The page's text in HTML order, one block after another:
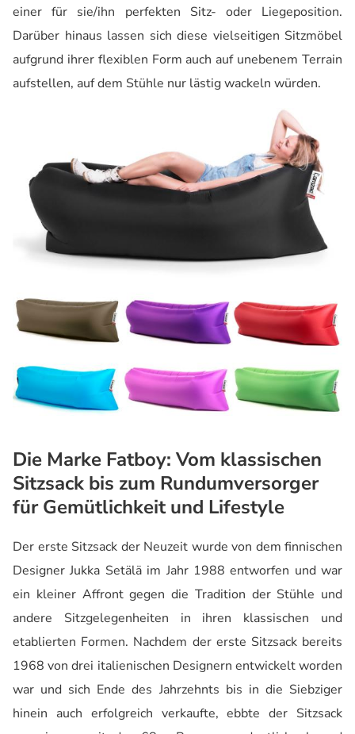
einer für sie/ihn perfekten Sitz- oder Liegeposition.
Darüber hinaus lassen sich diese vielseitigen Sitzmöbel
aufgrund ihrer flexiblen Form auch auf unebenem Terrain
aufstellen, auf dem Stühle nur lästig wackeln würden.
Die Marke Fatboy: Vom klassischen
Sitzsack bis zum Rundumversorger
für Gemütlichkeit und Lifestyle
Der erste Sitzsack der Neuzeit wurde von dem finnischen
Designer Jukka Setälä im Jahr 1988 entworfen und war
ein kleiner Affront gegen die Tradition der Stühle und
andere Sitzgelegenheiten in ihren klassischen und
etablierten Formen. Nachdem der erste Sitzsack bereits
1968 von drei italienischen Designern entwickelt worden
war und sich Ende des Jahrzehnts bis in die Siebziger
hinein auch erfolgreich verkaufte, ebbte der Sitzsack